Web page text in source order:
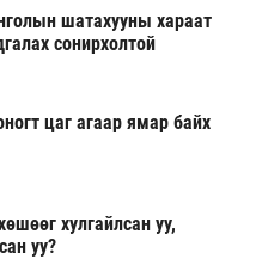
шатахууны хараат
сонирхолтой
цаг агаар ямар байх
хулгайлсан уу,
уу?